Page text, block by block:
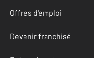
Offres d'emploi
Devenir franchisé